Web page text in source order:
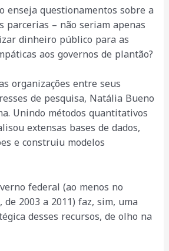
enseja questionamentos sobre a
parcerias – não seriam apenas
dinheiro público para as
aos governos de plantão?
organizações entre seus
de pesquisa, Natália Bueno
Unindo métodos quantitativos
extensas bases de dados,
e construiu modelos
federal (ao menos no
2003 a 2011) faz, sim, uma
desses recursos, de olho na